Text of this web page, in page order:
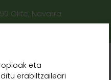
Olite, Navarra
eta
erabiltzaileari